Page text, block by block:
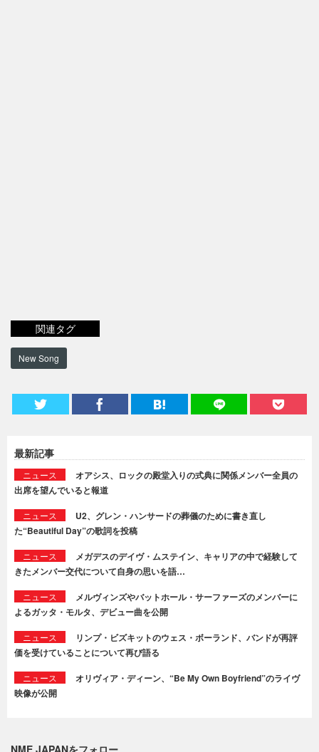
関連タグ
New Song
最新記事
ニュース
オアシス、ロックの殿堂入りの式典に関係メンバー全員の
出席を望んでいると報道
ニュース
U2、グレン・ハンサードの葬儀のために書き直し
た“Beautiful Day”の歌詞を投稿
ニュース
メガデスのデイヴ・ムステイン、キャリアの中で経験して
きたメンバー交代について自身の思いを語…
ニュース
メルヴィンズやバットホール・サーファーズのメンバーに
よるガッタ・モルタ、デビュー曲を公開
ニュース
リンプ・ビズキットのウェス・ボーランド、バンドが再評
価を受けていることについて再び語る
ニュース
オリヴィア・ディーン、“Be My Own Boyfriend”のライヴ
映像が公開